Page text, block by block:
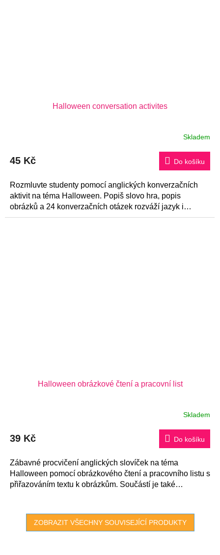
Halloween conversation activites
Skladem
45 Kč Do košíku
Rozmluvte studenty pomocí anglických konverzačních
aktivit na téma Halloween. Popiš slovo hra, popis
obrázků a 24 konverzačních otázek rozváží jazyk i
nejzarputilejšímu...
Halloween obrázkové čtení a pracovní list
Skladem
39 Kč Do košíku
Zábavné procvičení anglických slovíček na téma
Halloween pomocí obrázkového čtení a pracovního listu s
přiřazováním textu k obrázkům. Součástí je také
ZOBRAZIT VŠECHNY SOUVISEJÍCÍ PRODUKTY